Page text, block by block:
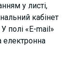
у листі,
кабінет
полі «E-mail»
електронна